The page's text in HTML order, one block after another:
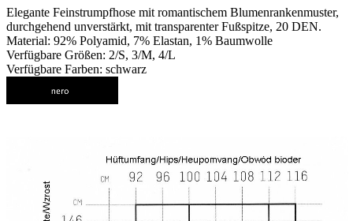
Elegante Feinstrumpfhose mit romantischem Blumenrankenmuster,
durchgehend unverstärkt, mit transparenter Fußspitze, 20 DEN.
Material: 92% Polyamid, 7% Elastan, 1% Baumwolle
Verfügbare Größen: 2/S, 3/M, 4/L
Verfügbare Farben: schwarz